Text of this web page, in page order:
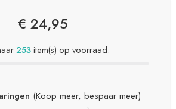
€ 24,95
253item(s) op voorraad.
(Koop meer, bespaar meer)